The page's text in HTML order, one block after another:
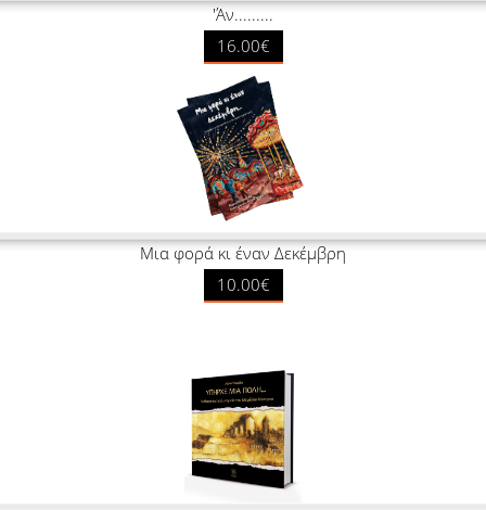
'Άν.........
16.00€
Μια φορά κι έναν Δεκέμβρη
10.00€